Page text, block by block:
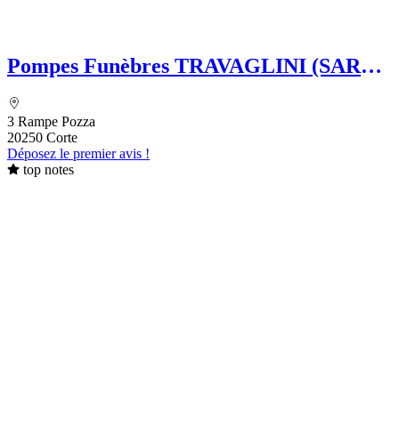
Pompes Funèbres TRAVAGLINI (SARL)
secondaire Grégoire TRAVAGLINI
3 Rampe Pozza
20250 Corte
Déposez le premier avis !
top notes